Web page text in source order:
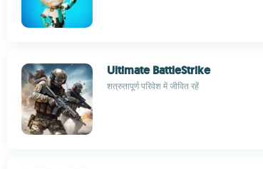
Ultimate BattleStrike
शत्रुतापूर्ण परिवेश में जीवित रहें